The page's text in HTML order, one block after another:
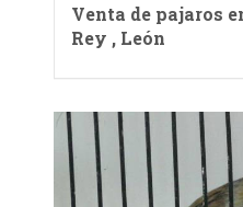
Venta de pajaros
Rey , León